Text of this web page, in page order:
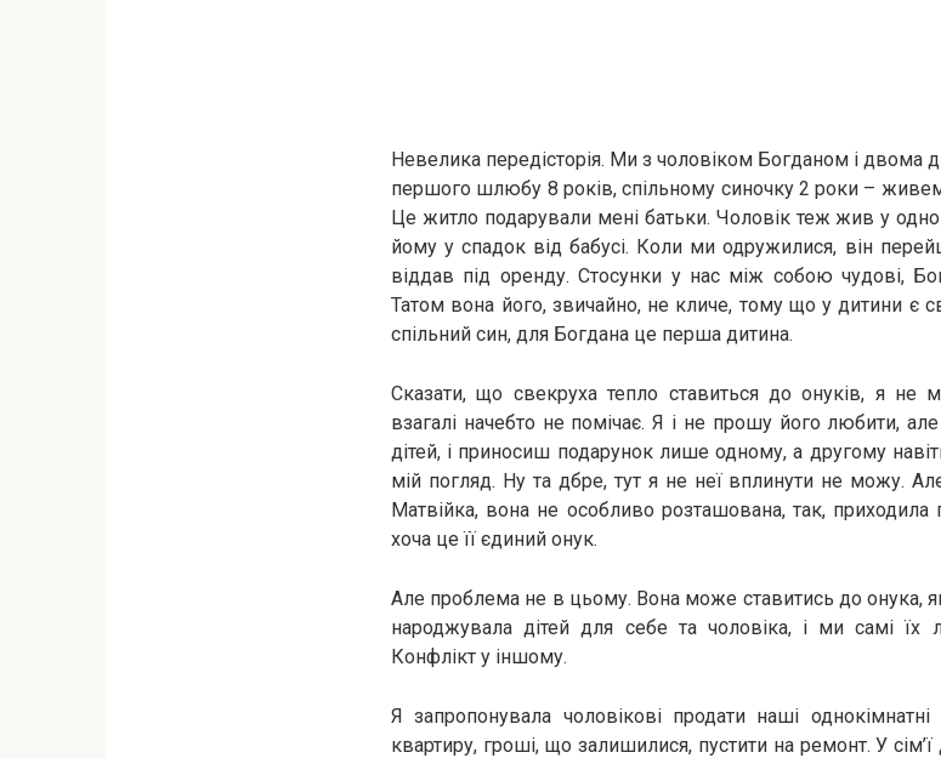
Невелика передісторія. Ми з чоловіком Богданом і двома
першого шлюбу 8 років, спільному синочку 2 роки –
Це житло подарували мені батьки. Чоловік теж жив у
йому у спадок від бабусі. Коли ми одружилися, він
віддав під оренду. Стосунки у нас між собою чудові,
Татом вона його, звичайно, не кличе, тому що у дитини є
спільний син, для Богдана це перша дитина.
Сказати, що свекруха тепло ставиться до онуків, я
взагалі начебто не помічає. Я і не прошу його любити,
дітей, і приносиш подарунок лише одному, а другому
мій погляд. Ну та дбре, тут я не неї вплинути не можу.
Матвійка, вона не особливо розташована, так,
хоча це її єдиний онук.
Але проблема не в цьому. Вона може ставитись до онука, як
народжувала дітей для себе та чоловіка, і ми самі
Конфлікт у іншому.
Я запропонувала чоловікові продати наші
квартиру, гроші, що залишилися, пустити на ремонт. У